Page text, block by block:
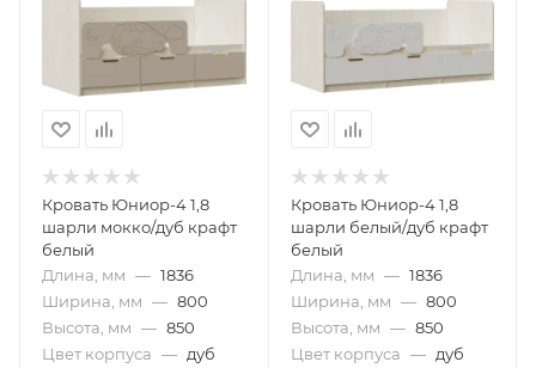
Кровать Юниор-4 1,8
шарли мокко/дуб крафт
белый
Длина, мм — 1836
Ширина, мм — 800
Высота, мм — 850
Цвет корпуса — дуб
Кровать Юниор-4 1,8
шарли белый/дуб крафт
белый
Длина, мм — 1836
Ширина, мм — 800
Высота, мм — 850
Цвет корпуса — дуб